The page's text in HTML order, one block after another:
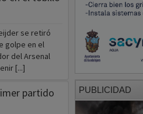
se retiró
golpe en el
del Arsenal
[...]
partido
PUBLICIDAD